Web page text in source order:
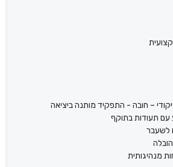
– חובה - התפקיד מותנה ביציאה
תעודות בתוקף
לשעבר
מנהיגותית